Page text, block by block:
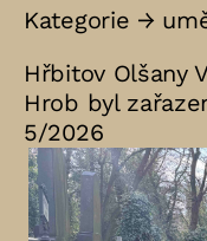
Kategorie →
Hřbitov Olšany
Hrob byl
5/2026